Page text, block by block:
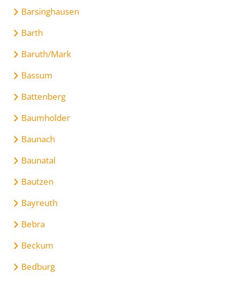
Barsinghausen
Barth
Baruth/Mark
Bassum
Battenberg
Baumholder
Baunach
Baunatal
Bautzen
Bayreuth
Bebra
Beckum
Bedburg